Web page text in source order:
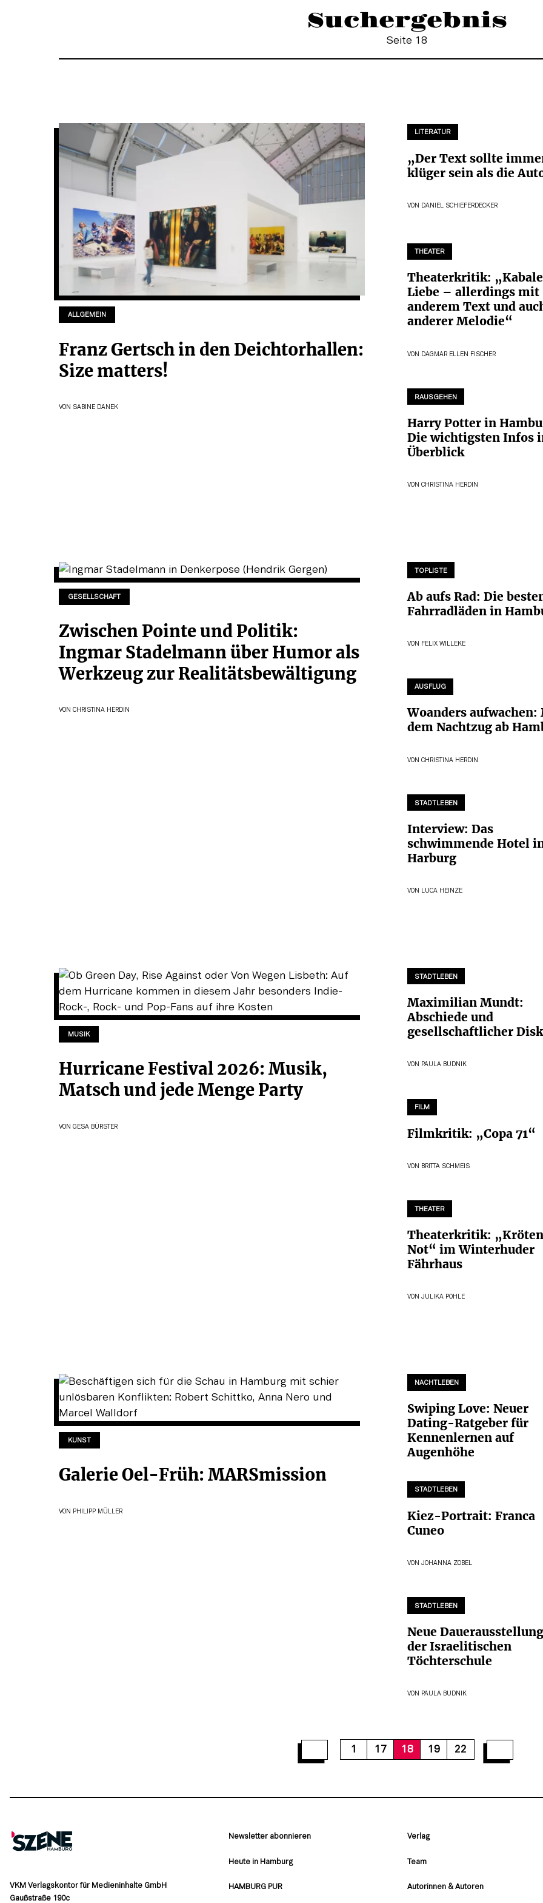
Suchergebnis
Seite 18
ALLGEMEIN
Franz Gertsch in den Deichtorhallen:
Size matters!
VON SABINE DANEK
LITERATUR
„Der Text sollte
klüger sein als die
VON DANIEL SCHIEFERDECKER
THEATER
Theaterkritik:
Liebe – allerdings mit
anderem Text und
anderer Melodie“
VON DAGMAR ELLEN FISCHER
RAUSGEHEN
Harry Potter in
Die wichtigsten Infos
Überblick
VON CHRISTINA HERDIN
GESELLSCHAFT
Zwischen Pointe und Politik:
Ingmar Stadelmann über Humor als
Werkzeug zur Realitätsbewältigung
VON CHRISTINA HERDIN
TOPLISTE
Ab aufs Rad: Die
Fahrradläden in
VON FELIX WILLEKE
AUSFLUG
Woanders
dem Nachtzug ab
VON CHRISTINA HERDIN
STADTLEBEN
Interview: Das
schwimmende Hotel
Harburg
VON LUCA HEINZE
MUSIK
Hurricane Festival 2026: Musik,
Matsch und jede Menge Party
VON GESA BÜRSTER
STADTLEBEN
Maximilian Mundt:
Abschiede und
gesellschaftlicher
VON PAULA BUDNIK
FILM
Filmkritik: „Copa 71“
VON BRITTA SCHMEIS
THEATER
Theaterkritik:
Not“ im Winterhuder
Fährhaus
VON JULIKA POHLE
KUNST
Galerie Oel-Früh: MARSmission
VON PHILIPP MÜLLER
NACHTLEBEN
Swiping Love: Neuer
Dating-Ratgeber für
Kennenlernen auf
Augenhöhe
STADTLEBEN
Kiez-Portrait: Franca
Cuneo
VON JOHANNA ZOBEL
STADTLEBEN
Neue
der Israelitischen
Töchterschule
VON PAULA BUDNIK
1 17 18 19 22
VKM Verlagskontor für Medieninhalte GmbH
Gaußstraße 190c
Newsletter abonnieren
Heute in Hamburg
HAMBURG PUR
Verlag
Team
Autorinnen & Autoren